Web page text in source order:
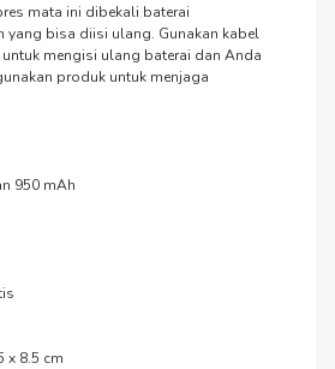
mata ini dibekali baterai
yang bisa diisi ulang. Gunakan kabel
mengisi ulang baterai dan Anda
produk untuk menjaga
950 mAh
x 8.5 cm